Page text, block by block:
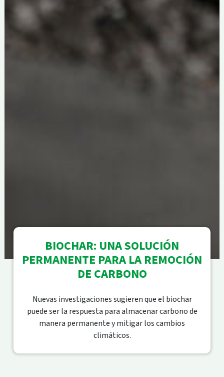
BIOCHAR: UNA SOLUCIÓN
PERMANENTE PARA LA REMOCIÓN
DE CARBONO
Nuevas investigaciones sugieren que el biochar
puede ser la respuesta para almacenar carbono de
manera permanente y mitigar los cambios
climáticos.